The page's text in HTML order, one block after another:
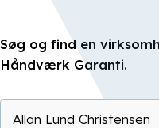
Søg og find en
Håndværk Garanti.